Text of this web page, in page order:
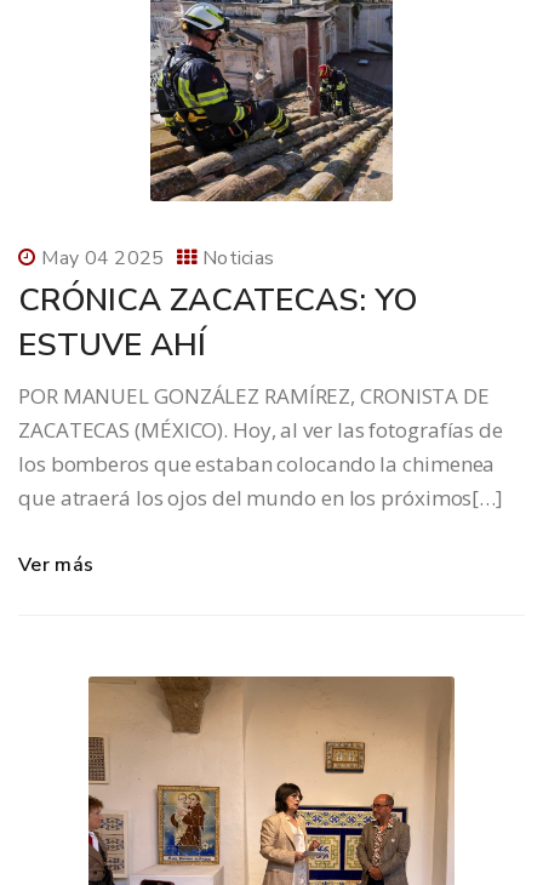
May 04 2025 Noticias
CRÓNICA ZACATECAS: YO
ESTUVE AHÍ
POR MANUEL GONZÁLEZ RAMÍREZ, CRONISTA DE
ZACATECAS (MÉXICO). Hoy, al ver las fotografías de
los bomberos que estaban colocando la chimenea
que atraerá los ojos del mundo en los próximos[…]
Ver más